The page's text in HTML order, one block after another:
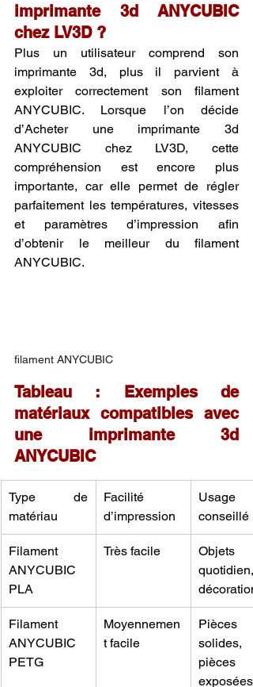
imprimante 3d ANYCUBIC
chez LV3D ?
Plus un utilisateur comprend son
imprimante 3d, plus il parvient à
exploiter correctement son filament
ANYCUBIC. Lorsque l’on décide
d’Acheter une imprimante 3d
ANYCUBIC chez LV3D, cette
compréhension est encore plus
importante, car elle permet de régler
parfaitement les températures, vitesses
et paramètres d’impression afin
d’obtenir le meilleur du filament
ANYCUBIC.
filament ANYCUBIC
Tableau : Exemples de
matériaux compatibles avec
une imprimante 3d
ANYCUBIC
Type de
matériau
Facilité
d’impression
Usage
conseillé
Filament
ANYCUBIC
PLA
Très facile
Objets
quotidien,
décoration
Filament
ANYCUBIC
PETG
Moyennemen
t facile
Pièces
solides,
pièces
exposées